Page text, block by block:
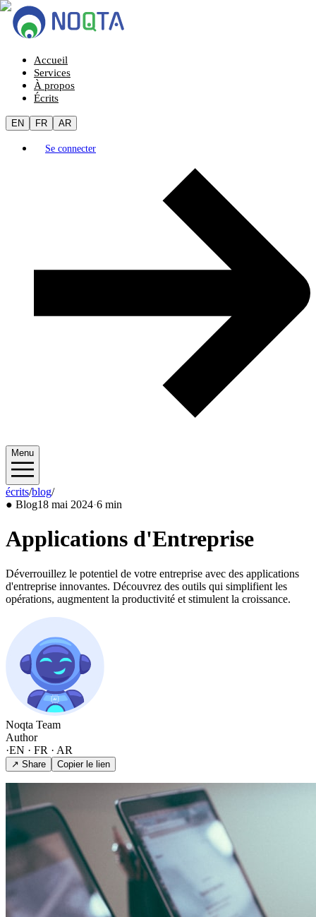
Accueil
Services
À propos
Écrits
EN FR AR
Se connecter
Menu
écrits/blog/2024/05
● Blog18 mai 2024·6 min
Applications d'Entreprise
Déverrouillez le potentiel de votre entreprise avec des applications
d'entreprise innovantes. Découvrez des outils qui simplifient les
opérations, augmentent la productivité et stimulent la croissance.
Noqta Team
Author
·EN · FR · AR
↗ Share Copier le lien